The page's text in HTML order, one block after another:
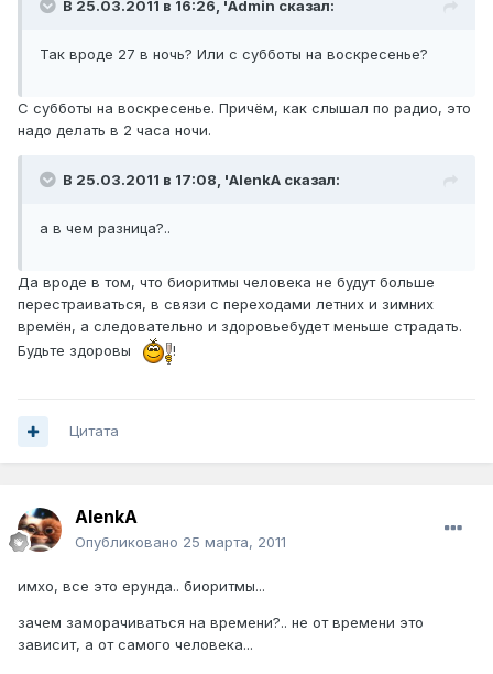
В 25.03.2011 в 16:26, 'Admin сказал:
Так вроде 27 в ночь? Или с субботы на воскресенье?
С субботы на воскресенье. Причём, как слышал по радио, это
надо делать в 2 часа ночи.
В 25.03.2011 в 17:08, 'AlenkA сказал:
а в чем разница?..
Да вроде в том, что биоритмы человека не будут больше
перестраиваться, в связи с переходами летних и зимних
времён, а следовательно и здоровьебудет меньше страдать.
Будьте здоровы
!
Цитата
AlenkA
Опубликовано 25 марта, 2011
имхо, все это ерунда.. биоритмы...
зачем заморачиваться на времени?.. не от времени это
зависит, а от самого человека...